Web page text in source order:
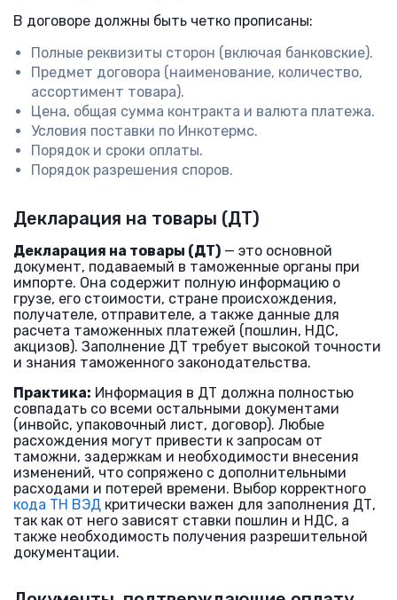
В договоре должны быть четко прописаны:
Полные реквизиты сторон (включая банковские).
Предмет договора (наименование, количество,
ассортимент товара).
Цена, общая сумма контракта и валюта платежа.
Условия поставки по Инкотермс.
Порядок и сроки оплаты.
Порядок разрешения споров.
Декларация на товары (ДТ)
Декларация на товары (ДТ) — это основной
документ, подаваемый в таможенные органы при
импорте. Она содержит полную информацию о
грузе, его стоимости, стране происхождения,
получателе, отправителе, а также данные для
расчета таможенных платежей (пошлин, НДС,
акцизов). Заполнение ДТ требует высокой точности
и знания таможенного законодательства.
Практика: Информация в ДТ должна полностью
совпадать со всеми остальными документами
(инвойс, упаковочный лист, договор). Любые
расхождения могут привести к запросам от
таможни, задержкам и необходимости внесения
изменений, что сопряжено с дополнительными
расходами и потерей времени. Выбор корректного
кода ТН ВЭД критически важен для заполнения ДТ,
так как от него зависят ставки пошлин и НДС, а
также необходимость получения разрешительной
документации.